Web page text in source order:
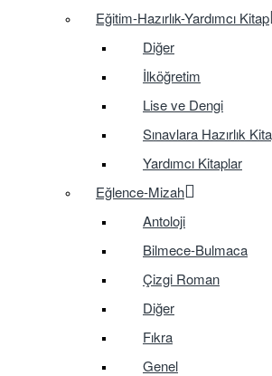
Eğitim-Hazırlık-Yardımcı Kitap
Diğer
İlköğretim
Lise ve Dengi
Sınavlara Hazırlık
Yardımcı Kitaplar
Eğlence-Mizah
Antoloji
Bilmece-Bulmaca
Çizgi Roman
Diğer
Fıkra
Genel